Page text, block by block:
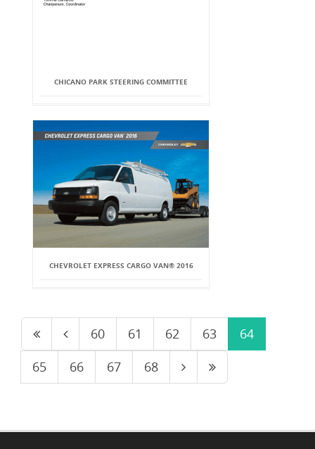
CHICANO PARK STEERING COMMITTEE
CHEVROLET EXPRESS CARGO VAN® 2016
60 61 62 63
64
65
66 67 68